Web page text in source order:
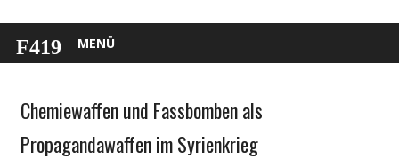
MENÜ
Gesellschaft
Politik
Chemiewaffen und Fassbomben als
Propagandawaffen im Syrienkrieg